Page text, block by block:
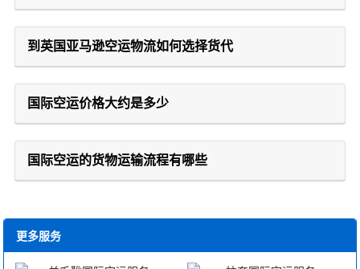
到英国亚马逊空运物流如何选择货代
国际空运价格大约是多少
国际空运的货物运输流程有哪些
更多服务